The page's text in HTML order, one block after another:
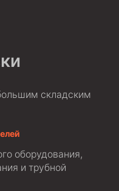
складским
оборудования,
и трубной